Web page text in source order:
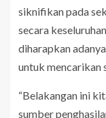
siknifikan pada
secara
diharapkan
untuk mencarikan
“Belakangan ini
sumber